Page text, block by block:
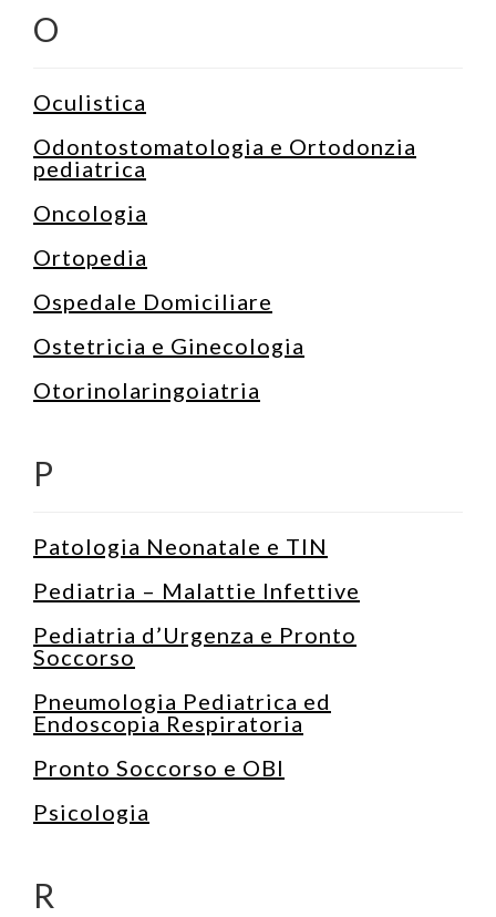
O
Oculistica
Odontostomatologia e Ortodonzia
pediatrica
Oncologia
Ortopedia
Ospedale Domiciliare
Ostetricia e Ginecologia
Otorinolaringoiatria
P
Patologia Neonatale e TIN
Pediatria – Malattie Infettive
Pediatria d’Urgenza e Pronto
Soccorso
Pneumologia Pediatrica ed
Endoscopia Respiratoria
Pronto Soccorso e OBI
Psicologia
R